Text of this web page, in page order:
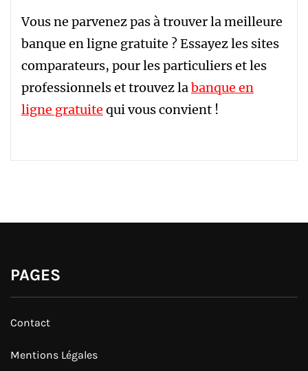
Vous ne parvenez pas à trouver la meilleure
banque en ligne gratuite ? Essayez les sites
comparateurs, pour les particuliers et les
professionnels et trouvez labanque en
ligne gratuite qui vous convient !
PAGES
Contact
Mentions Légales